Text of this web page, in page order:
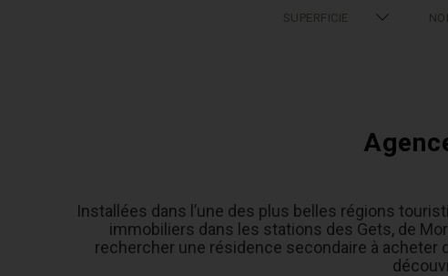
SUPERFICIE
Installées dans l’une des plus belles régions
immobiliers dans les stations des Gets, de
rechercher une résidence secondaire à acheter